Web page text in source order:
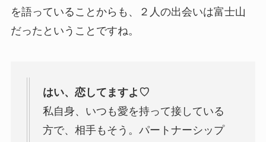
を語っていることからも、２人の出会いは富士山
だったということですね。
はい、恋してますよ♡
私自身、いつも愛を持って接している
方で、相手もそう。パートナーシップ